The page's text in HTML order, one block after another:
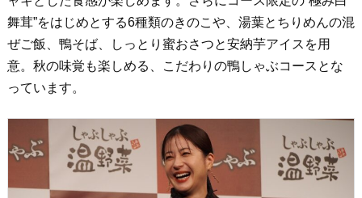
舞茸”をはじめとする6種類のきのこや、湯葉とちりめんの混
ぜご飯、鴨そば、しっとり蜜おさつと安納芋アイスを用
意。秋の味覚も楽しめる、こだわりの鴨しゃぶコースとな
っています。